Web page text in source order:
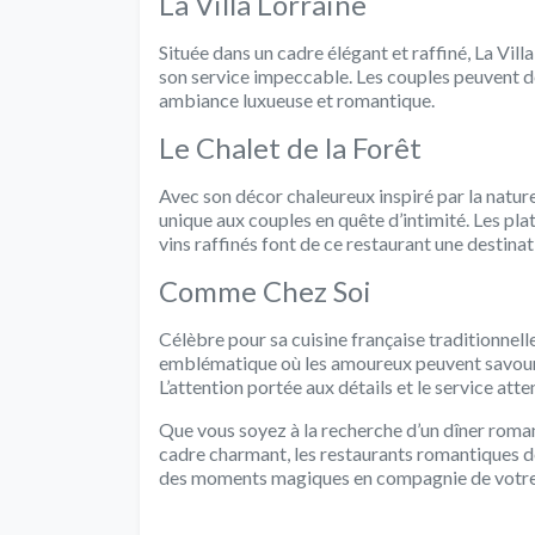
Située dans un cadre élégant et raffiné, La
son service impeccable. Les couples peuvent
ambiance luxueuse et romantique.
Le Chalet de la Forêt
Avec son décor chaleureux inspiré par la
unique aux couples en quête d’intimité. Les
vins raffinés font de ce restaurant une
Comme Chez Soi
Célèbre pour sa cuisine française
emblématique où les amoureux peuvent
L’attention portée aux détails et le service
Que vous soyez à la recherche d’un dîner
cadre charmant, les restaurants romantiques
des moments magiques en compagnie de